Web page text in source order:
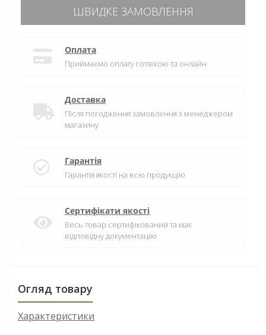
ШВИДКЕ ЗАМОВЛЕННЯ
Оплата
Приймаємо оплату готівкою та онлайн
Доставка
Після погодження замовлення з менеджером
магазину
Гарантія
Гарантія якості на всю продукцію
Сертифікати якості
Весь товар сертифікований та має
відповідну документацію
Огляд товару
Характеристики